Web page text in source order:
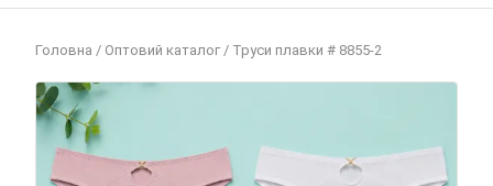
Головна / Оптовий каталог / Труси плавки # 8855-2